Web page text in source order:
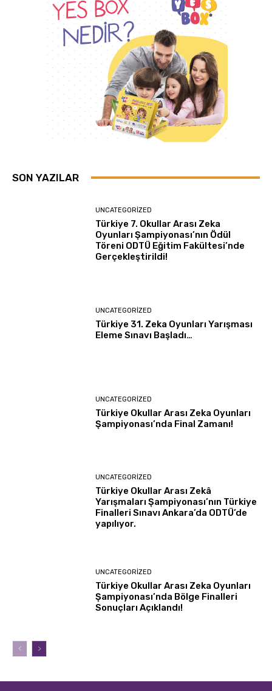
SON YAZILAR
UNCATEGORIZED
Türkiye 7. Okullar Arası Zeka
Oyunları Şampiyonası’nın Ödül
Töreni ODTÜ Eğitim Fakültesi’nde
Gerçekleştirildi!
UNCATEGORIZED
Türkiye 31. Zeka Oyunları Yarışması
Eleme Sınavı Başladı…
UNCATEGORIZED
Türkiye Okullar Arası Zeka Oyunları
Şampiyonası’nda Final Zamanı!
UNCATEGORIZED
Türkiye Okullar Arası Zekâ
Yarışmaları Şampiyonası’nın Türkiye
Finalleri Sınavı Ankara’da ODTÜ’de
yapılıyor.
UNCATEGORIZED
Türkiye Okullar Arası Zeka Oyunları
Şampiyonası’nda Bölge Finalleri
Sonuçları Açıklandı!